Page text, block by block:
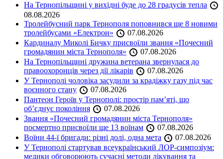
На Тернопільщині у вихідні буде до 28 градусів тепла
08.08.2026
Тролейбусний парк Тернополя поповнився ще 8 новими
тролейбусами «Електрон»
07.08.2026
Кардиналу Миколі Бичку присвоїли звання «Почесний
громадянин міста Тернополя»
07.08.2026
На Тернопільщині дружина ветерана звернулася до
правоохоронців через дії лікарів
07.08.2026
У Тернополі чоловіка засудили за крадіжку газу під час
воєнного стану
07.08.2026
Пантеон Героїв у Тернополі: простір пам’яті, що
об’єднує покоління
07.08.2026
Звання «Почесний громадянин міста Тернополя»
посмертно присвоїли ще 13 воїнам
07.08.2026
Воїни 44-ї бригади: різні долі, одна мета
07.08.2026
У Тернополі стартував всеукраїнський ЛОР-симпозіум:
медики обговорюють сучасні методи лікування та